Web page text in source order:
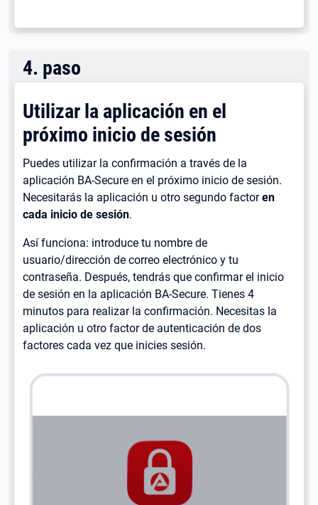
4. paso
Utilizar la aplicación en el
próximo inicio de sesión
Puedes utilizar la confirmación a través de la
aplicación BA-Secure en el próximo inicio de sesión.
Necesitarás la aplicación u otro segundo factoren
cada inicio de sesión.
Así funciona: introduce tu nombre de
usuario/dirección de correo electrónico y tu
contraseña. Después, tendrás que confirmar el inicio
de sesión en la aplicación BA-Secure. Tienes 4
minutos para realizar la confirmación. Necesitas la
aplicación u otro factor de autenticación de dos
factores cada vez que inicies sesión.